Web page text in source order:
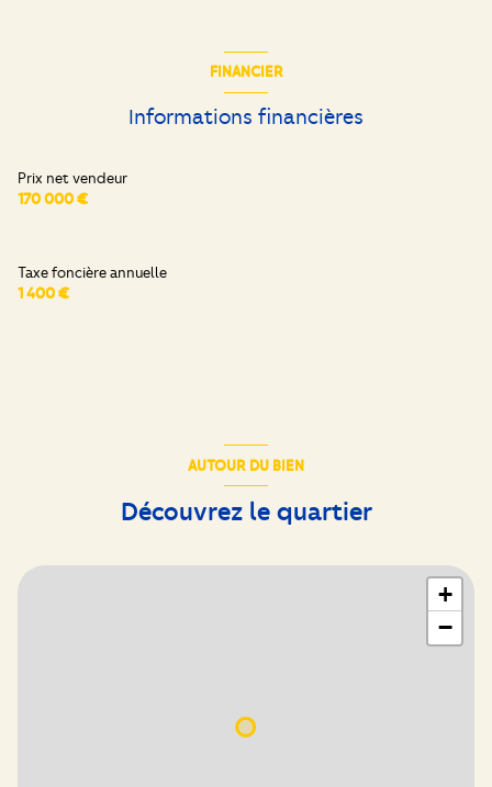
FINANCIER
Informations financières
Prix net vendeur
170 000 €
Taxe foncière annuelle
1 400 €
AUTOUR DU BIEN
Découvrez le quartier
+
−